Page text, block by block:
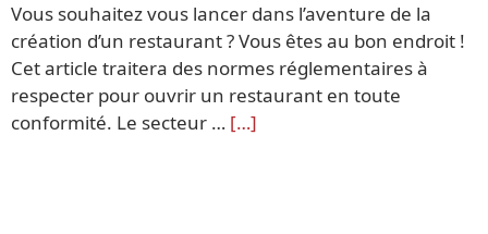
Vous souhaitez vous lancer dans l’aventure de la
création d’un restaurant ? Vous êtes au bon endroit !
Cet article traitera des normes réglementaires à
respecter pour ouvrir un restaurant en toute
conformité. Le secteur … […]